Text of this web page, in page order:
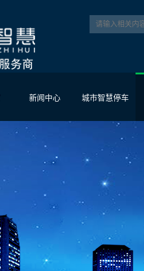
新闻中心 城市智慧停车